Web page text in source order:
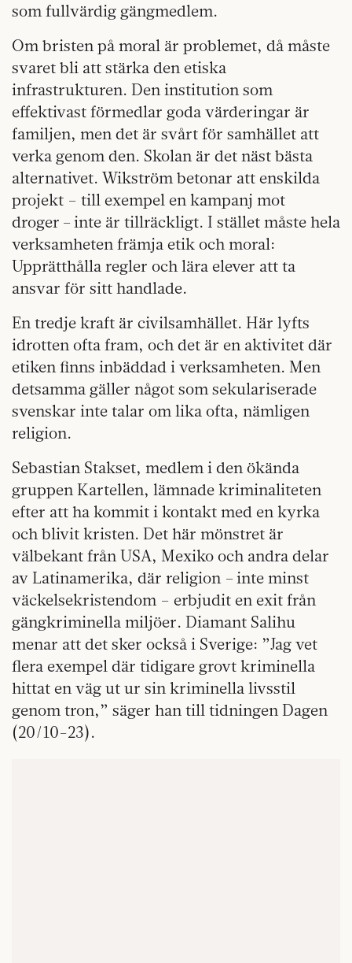
som fullvärdig gängmedlem.
Om bristen på moral är problemet, då måste
svaret bli att stärka den etiska
infrastrukturen. Den institution som
effektivast förmedlar goda värderingar är
familjen, men det är svårt för samhället att
verka genom den. Skolan är det näst bästa
alternativet. Wikström betonar att enskilda
projekt – till exempel en kampanj mot
droger – inte är tillräckligt. I stället måste hela
verksamheten främja etik och moral:
Upprätthålla regler och lära elever att ta
ansvar för sitt handlade.
En tredje kraft är civilsamhället. Här lyfts
idrotten ofta fram, och det är en aktivitet där
etiken finns inbäddad i verksamheten. Men
detsamma gäller något som sekulariserade
svenskar inte talar om lika ofta, nämligen
religion.
Sebastian Stakset, medlem i den ökända
gruppen Kartellen, lämnade kriminaliteten
efter att ha kommit i kontakt med en kyrka
och blivit kristen. Det här mönstret är
välbekant från USA, Mexiko och andra delar
av Latinamerika, där religion – inte minst
väckelsekristendom – erbjudit en exit från
gängkriminella miljöer. Diamant Salihu
menar att det sker också i Sverige: ”Jag vet
flera exempel där tidigare grovt kriminella
hittat en väg ut ur sin kriminella livsstil
genom tron,” säger han till tidningen Dagen
(20/10-23).